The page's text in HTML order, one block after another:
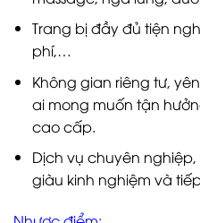
Trang bị đầy đủ tiện
phí,…
Không gian riêng tư,
ai mong muốn tận
cao cấp.
Dịch vụ chuyên
giàu kinh nghiệm và